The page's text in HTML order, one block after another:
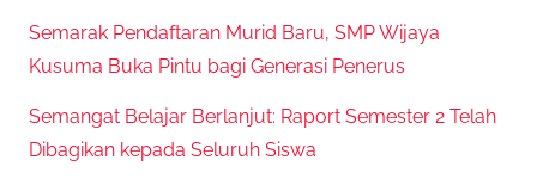
Semarak Pendaftaran Murid Baru, SMP Wijaya
Kusuma Buka Pintu bagi Generasi Penerus
Semangat Belajar Berlanjut: Raport Semester 2 Telah
Dibagikan kepada Seluruh Siswa